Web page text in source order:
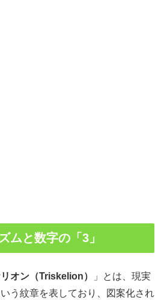
ムと数字の「3」
リオン（Triskelion）
」とは、現実
う紋章を表しており、図案化され